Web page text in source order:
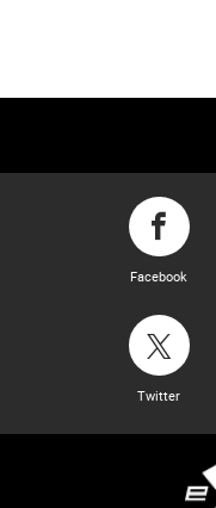
Facebook
Twitter